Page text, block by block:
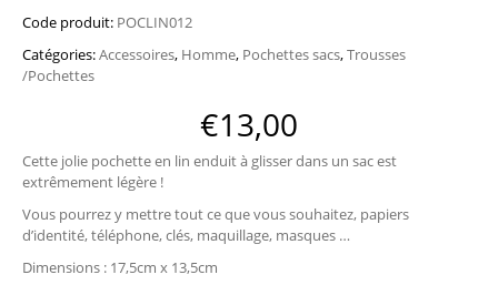
Code produit: POCLIN012
Catégories:Accessoires, Homme, Pochettes sacs,Trousses
/Pochettes
€13,00
Cette jolie pochette en lin enduit à glisser dans un sac est
extrêmement légère !
Vous pourrez y mettre tout ce que vous souhaitez, papiers
d’identité, téléphone, clés, maquillage, masques …
Dimensions : 17,5cm x 13,5cm